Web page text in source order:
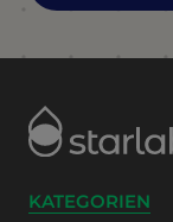
KATEGORIEN